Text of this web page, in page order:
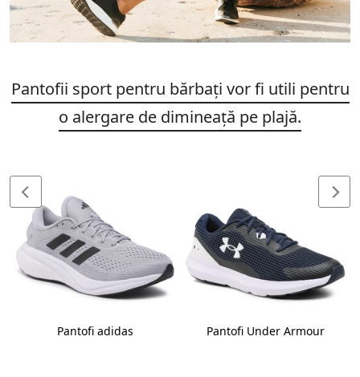
Pantofii sport pentru bărbați vor fi utili pentru
o alergare de dimineață pe plajă.
Pantofi adidas Pantofi Under Armour